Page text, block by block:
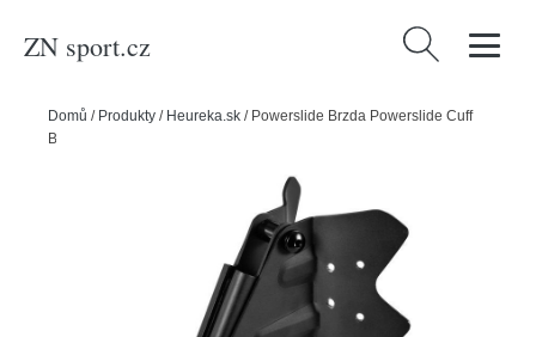
ZN sport.cz Vyhledávání
Domů / Produkty / Heureka.sk / Powerslide Brzda Powerslide Cuff
Brake XC Trail a XC Skeleton